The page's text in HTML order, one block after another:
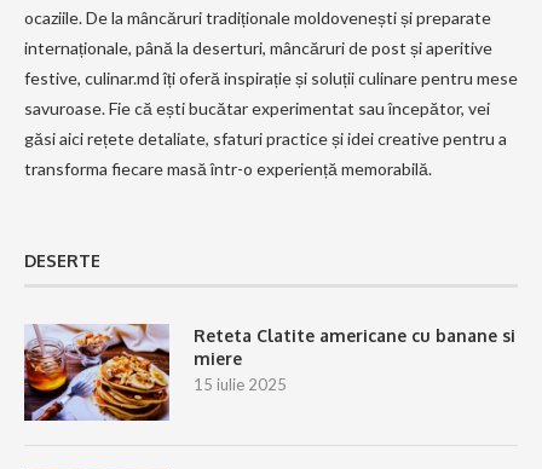
ocaziile. De la mâncăruri tradiționale moldovenești și preparate
internaționale, până la deserturi, mâncăruri de post și aperitive
festive, culinar.md îți oferă inspirație și soluții culinare pentru mese
savuroase. Fie că ești bucătar experimentat sau începător, vei
găsi aici rețete detaliate, sfaturi practice și idei creative pentru a
transforma fiecare masă într-o experiență memorabilă.
DESERTE
Reteta Clatite americane cu banane si
miere
15 iulie 2025